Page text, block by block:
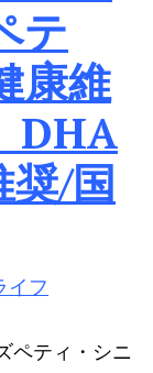
テ
康維
DHA
奨/国
イフ
ペティ・シニ